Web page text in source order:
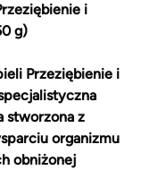
i
g)
Przeziębienie i
stworzona z
organizmu
obniżonej